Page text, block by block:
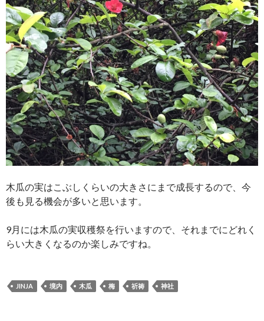
木瓜の実はこぶしくらいの大きさにまで成長するので、今
後も見る機会が多いと思います。
9月には木瓜の実収穫祭を行いますので、それまでにどれく
らい大きくなるのか楽しみですね。
JINJA 境内 木瓜 梅 祈祷 神社